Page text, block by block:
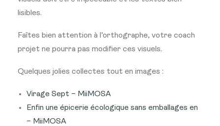
lisibles.
Faîtes bien attention à l’orthographe, votre coach
projet ne pourra pas modifier ces visuels.
Quelques jolies collectes tout en images :
Virage Sept – MiiMOSA
Enfin une épicerie écologique sans emballages en
– MiiMOSA